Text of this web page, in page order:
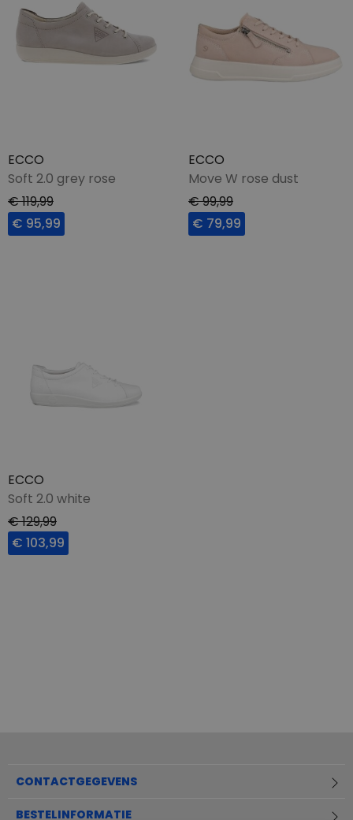
ECCO
Soft 2.0 grey rose
€ 119,99
€ 95,99
ECCO
Move W rose dust
€ 99,99
€ 79,99
ECCO
Soft 2.0 white
€ 129,99
€ 103,99
CONTACTGEGEVENS
BESTELINFORMATIE